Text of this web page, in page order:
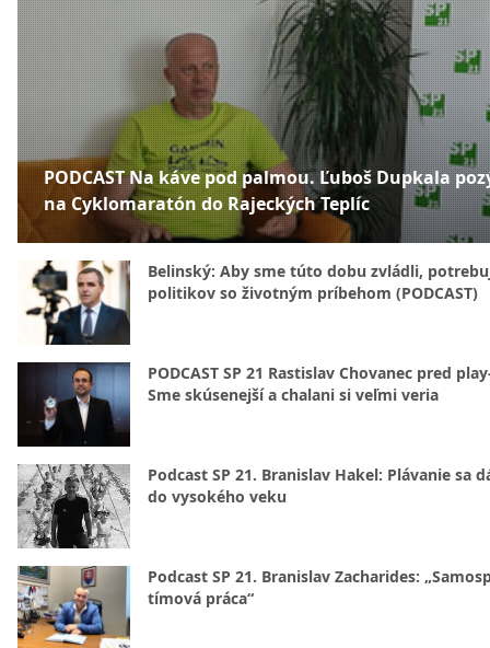
PODCAST Na káve pod palmou. Ľuboš Dupkala
na Cyklomaratón do Rajeckých Teplíc
Belinský: Aby sme túto dobu zvládli,
politikov so životným príbehom (PODCAST)
PODCAST SP 21 Rastislav Chovanec pred
Sme skúsenejší a chalani si veľmi veria
Podcast SP 21. Branislav Hakel: Plávanie sa
do vysokého veku
Podcast SP 21. Branislav Zacharides:
tímová práca“